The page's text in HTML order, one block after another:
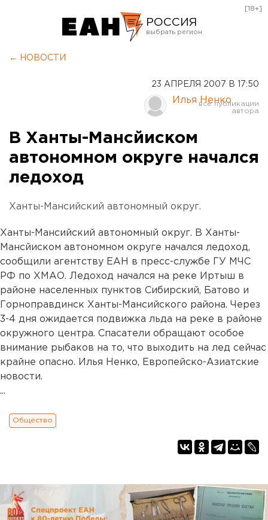
РОССИЯ
Курган
Оренбург
[18+]
← НОВОСТИ
23 АПРЕЛЯ 2007 В 17:50
Илья Ненко
В Ханты-Мансйиском
автономном округе начался
ледоход
Ханты-Мансийский автономный округ.
Ханты-Мансийский автономный округ. В Ханты-
Мансйиском автономном округе начался ледоход,
сообщили агентству ЕАН в пресс-службе ГУ МЧС
РФ по ХМАО. Ледоход начался на реке Иртыш в
районе населенных пунктов Сибирский, Батово и
Горноправдинск Ханты-Мансийского района. Через
3-4 дня ожидается подвижка льда на реке в районе
окружного центра. Спасатели обращают особое
внимание рыбаков на то, что выходить на лед сейчас
крайне опасно. Илья Ненко, Европейско-Азиатские
новости.
...
Общество